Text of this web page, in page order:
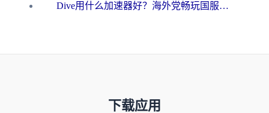
Dive用什么加速器好？海外党畅玩国服游戏的终极避坑指南
下载应用